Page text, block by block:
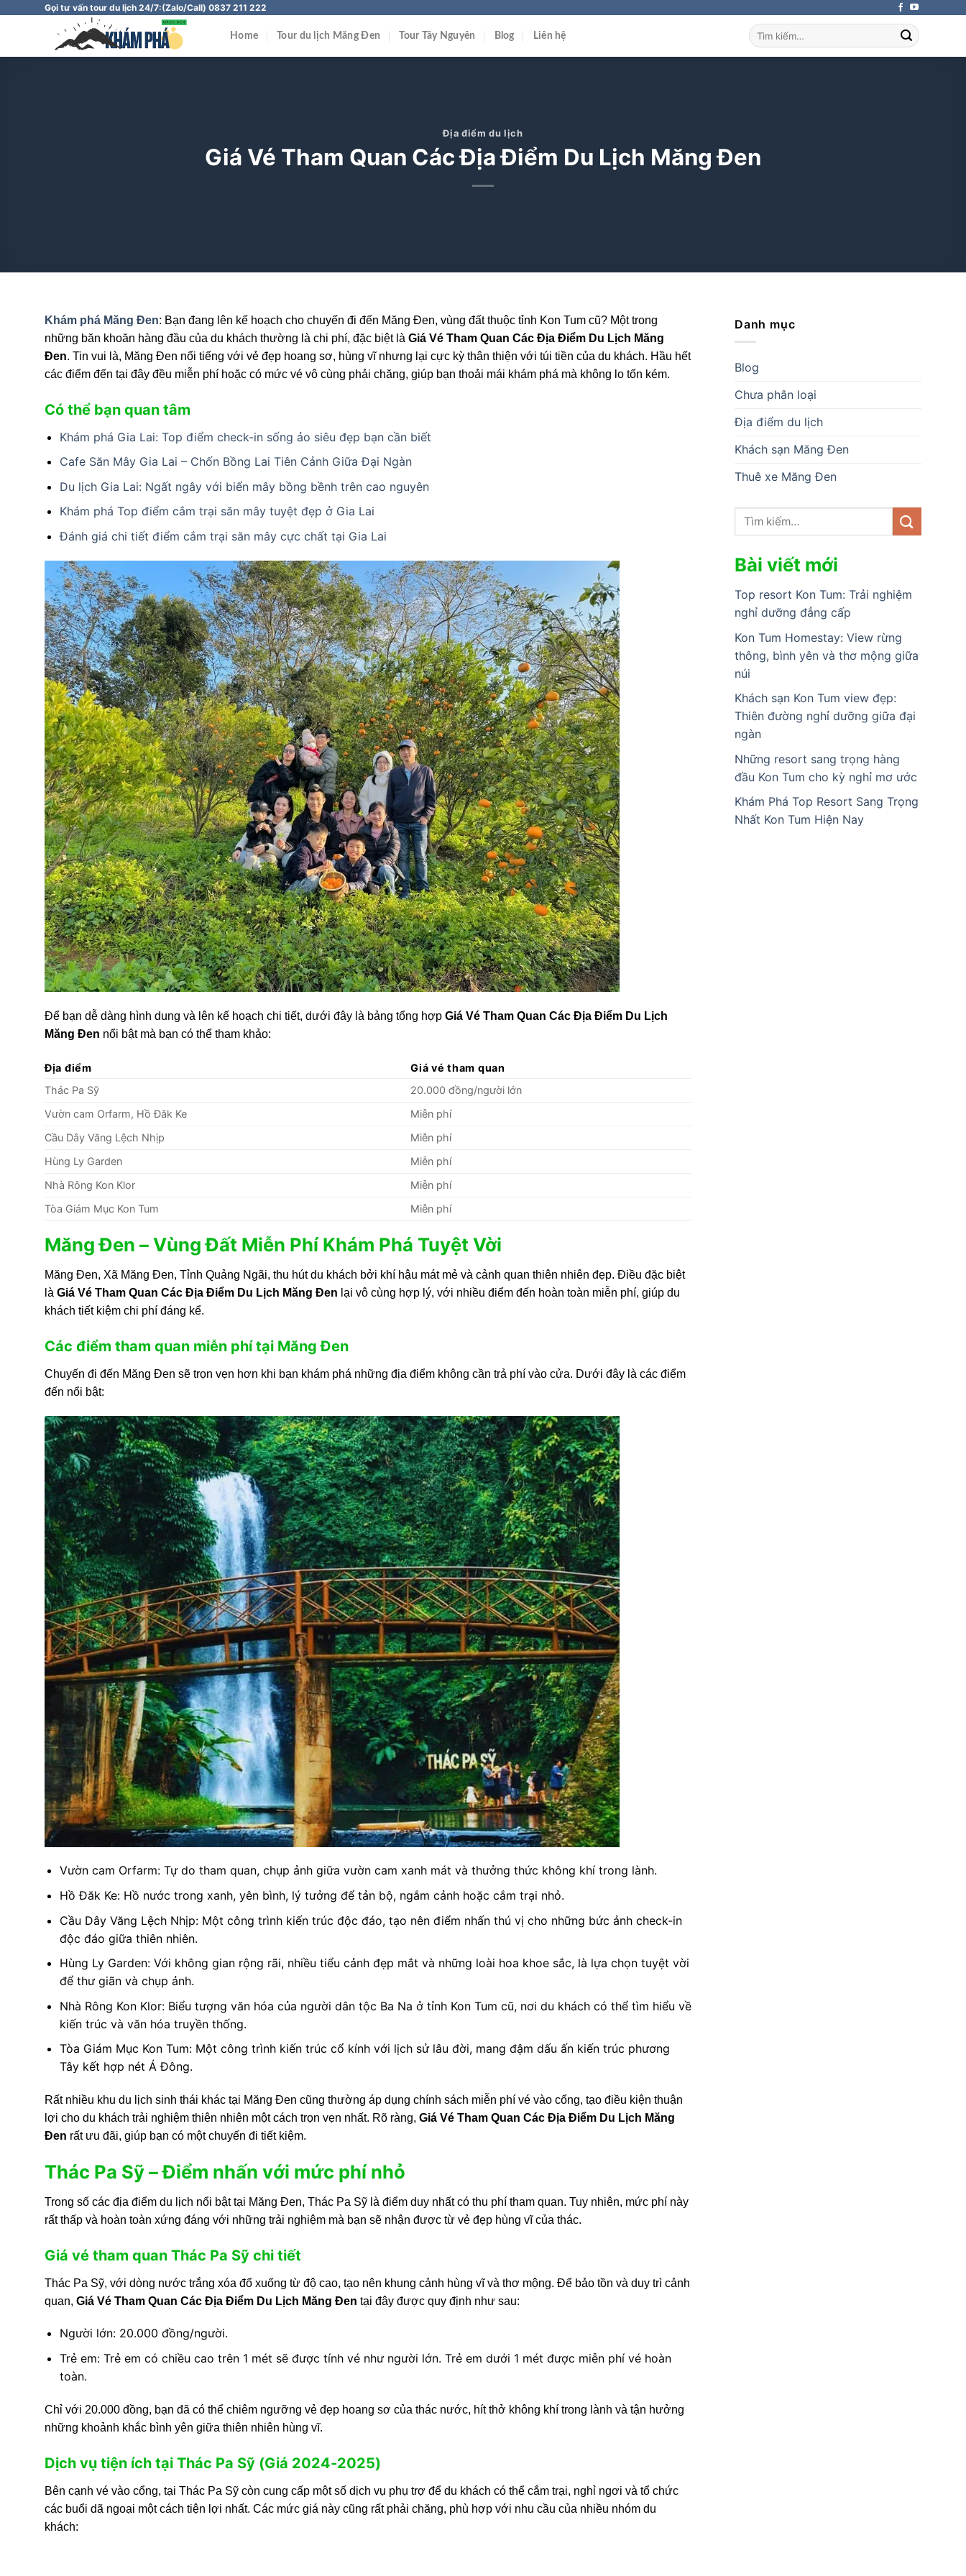
Gọi tư vấn tour du lịch 24/7:(Zalo/Call) 0837 211 222
Home Tour du lịch Măng Đen Tour Tây Nguyên Blog Liên hệ
Tìm
kiếm:
Địa điểm du lịch
Giá Vé Tham Quan Các Địa Điểm Du Lịch Măng Đen
Khám phá Măng Đen: Bạn đang lên kế hoạch cho chuyến đi đến Măng Đen, vùng đất thuộc tỉnh Kon Tum cũ? Một trong
những băn khoăn hàng đầu của du khách thường là chi phí, đặc biệt là Giá Vé Tham Quan Các Địa Điểm Du Lịch Măng
Đen. Tin vui là, Măng Đen nổi tiếng với vẻ đẹp hoang sơ, hùng vĩ nhưng lại cực kỳ thân thiện với túi tiền của du khách. Hầu hết
các điểm đến tại đây đều miễn phí hoặc có mức vé vô cùng phải chăng, giúp bạn thoải mái khám phá mà không lo tốn kém.
Có thể bạn quan tâm
Khám phá Gia Lai: Top điểm check-in sống ảo siêu đẹp bạn cần biết
Cafe Săn Mây Gia Lai – Chốn Bồng Lai Tiên Cảnh Giữa Đại Ngàn
Du lịch Gia Lai: Ngất ngây với biển mây bồng bềnh trên cao nguyên
Khám phá Top điểm cắm trại săn mây tuyệt đẹp ở Gia Lai
Đánh giá chi tiết điểm cắm trại săn mây cực chất tại Gia Lai
Để bạn dễ dàng hình dung và lên kế hoạch chi tiết, dưới đây là bảng tổng hợp Giá Vé Tham Quan Các Địa Điểm Du Lịch
Măng Đen nổi bật mà bạn có thể tham khảo:
Địa điểm
Giá vé tham quan
Thác Pa Sỹ
20.000 đồng/người lớn
Vườn cam Orfarm, Hồ Đăk Ke
Miễn phí
Cầu Dây Văng Lệch Nhịp
Miễn phí
Hùng Ly Garden
Miễn phí
Nhà Rông Kon Klor
Miễn phí
Tòa Giám Mục Kon Tum
Miễn phí
Măng Đen – Vùng Đất Miễn Phí Khám Phá Tuyệt Vời
Măng Đen, Xã Măng Đen, Tỉnh Quảng Ngãi, thu hút du khách bởi khí hậu mát mẻ và cảnh quan thiên nhiên đẹp. Điều đặc biệt
là Giá Vé Tham Quan Các Địa Điểm Du Lịch Măng Đen lại vô cùng hợp lý, với nhiều điểm đến hoàn toàn miễn phí, giúp du
khách tiết kiệm chi phí đáng kể.
Các điểm tham quan miễn phí tại Măng Đen
Chuyến đi đến Măng Đen sẽ trọn vẹn hơn khi bạn khám phá những địa điểm không cần trả phí vào cửa. Dưới đây là các điểm
đến nổi bật:
Vườn cam Orfarm: Tự do tham quan, chụp ảnh giữa vườn cam xanh mát và thưởng thức không khí trong lành.
Hồ Đăk Ke: Hồ nước trong xanh, yên bình, lý tưởng để tản bộ, ngắm cảnh hoặc cắm trại nhỏ.
Cầu Dây Văng Lệch Nhịp: Một công trình kiến trúc độc đáo, tạo nên điểm nhấn thú vị cho những bức ảnh check-in
độc đáo giữa thiên nhiên.
Hùng Ly Garden: Với không gian rộng rãi, nhiều tiểu cảnh đẹp mắt và những loài hoa khoe sắc, là lựa chọn tuyệt vời
để thư giãn và chụp ảnh.
Nhà Rông Kon Klor: Biểu tượng văn hóa của người dân tộc Ba Na ở tỉnh Kon Tum cũ, nơi du khách có thể tìm hiểu về
kiến trúc và văn hóa truyền thống.
Tòa Giám Mục Kon Tum: Một công trình kiến trúc cổ kính với lịch sử lâu đời, mang đậm dấu ấn kiến trúc phương
Tây kết hợp nét Á Đông.
Rất nhiều khu du lịch sinh thái khác tại Măng Đen cũng thường áp dụng chính sách miễn phí vé vào cổng, tạo điều kiện thuận
lợi cho du khách trải nghiệm thiên nhiên một cách trọn vẹn nhất. Rõ ràng, Giá Vé Tham Quan Các Địa Điểm Du Lịch Măng
Đen rất ưu đãi, giúp bạn có một chuyến đi tiết kiệm.
Thác Pa Sỹ – Điểm nhấn với mức phí nhỏ
Trong số các địa điểm du lịch nổi bật tại Măng Đen, Thác Pa Sỹ là điểm duy nhất có thu phí tham quan. Tuy nhiên, mức phí này
rất thấp và hoàn toàn xứng đáng với những trải nghiệm mà bạn sẽ nhận được từ vẻ đẹp hùng vĩ của thác.
Giá vé tham quan Thác Pa Sỹ chi tiết
Thác Pa Sỹ, với dòng nước trắng xóa đổ xuống từ độ cao, tạo nên khung cảnh hùng vĩ và thơ mộng. Để bảo tồn và duy trì cảnh
quan, Giá Vé Tham Quan Các Địa Điểm Du Lịch Măng Đen tại đây được quy định như sau:
Người lớn: 20.000 đồng/người.
Trẻ em: Trẻ em có chiều cao trên 1 mét sẽ được tính vé như người lớn. Trẻ em dưới 1 mét được miễn phí vé hoàn
toàn.
Chỉ với 20.000 đồng, bạn đã có thể chiêm ngưỡng vẻ đẹp hoang sơ của thác nước, hít thở không khí trong lành và tận hưởng
những khoảnh khắc bình yên giữa thiên nhiên hùng vĩ.
Dịch vụ tiện ích tại Thác Pa Sỹ (Giá 2024-2025)
Bên cạnh vé vào cổng, tại Thác Pa Sỹ còn cung cấp một số dịch vụ phụ trợ để du khách có thể cắm trại, nghỉ ngơi và tổ chức
các buổi dã ngoại một cách tiện lợi nhất. Các mức giá này cũng rất phải chăng, phù hợp với nhu cầu của nhiều nhóm du
khách:
Danh mục
Blog
Chưa phân loại
Địa điểm du lịch
Khách sạn Măng Đen
Thuê xe Măng Đen
Bài viết mới
Top resort Kon Tum: Trải nghiệm
nghỉ dưỡng đẳng cấp
Kon Tum Homestay: View rừng
thông, bình yên và thơ mộng giữa
núi
Khách sạn Kon Tum view đẹp:
Thiên đường nghỉ dưỡng giữa đại
ngàn
Những resort sang trọng hàng
đầu Kon Tum cho kỳ nghỉ mơ ước
Khám Phá Top Resort Sang Trọng
Nhất Kon Tum Hiện Nay